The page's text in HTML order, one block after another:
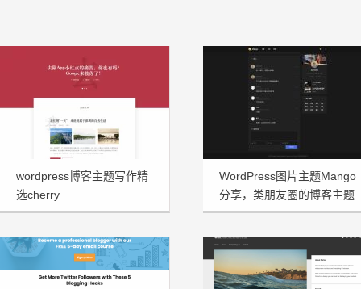
wordpress博客主题写作精
选cherry
WordPress图片主题Mango
分享，类朋友圈的博客主题